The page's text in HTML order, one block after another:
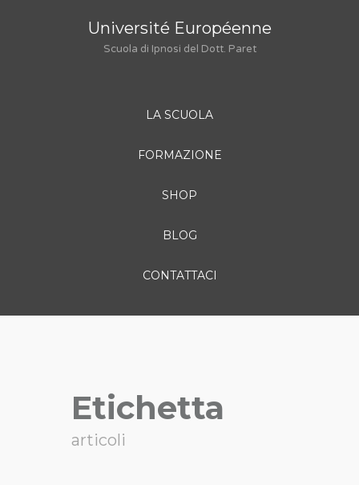
Université Européenne
Scuola di Ipnosi del Dott. Paret
LA SCUOLA
FORMAZIONE
SHOP
BLOG
CONTATTACI
Etichetta
articoli